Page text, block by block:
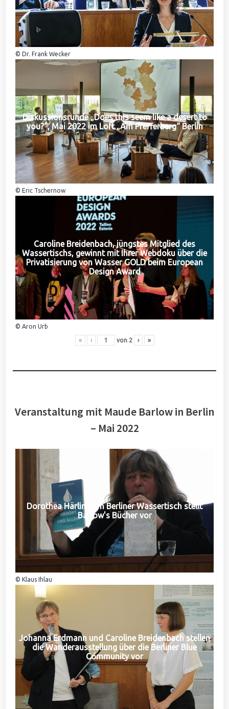
© Dr. Frank Wecker
Diskussionsrunde „Does this seem like a desert to
you?“, Mai 2022 im Loft „Am Pfefferberg“ Berlin
© Eric Tschernow
Caroline Breidenbach, jüngstes Mitglied des
Wassertischs, gewinnt mit Ihrer Webdoku über die
Privatisierung von Wasser GOLD beim European
Design Award
© Aron Urb
« ‹ von 2 › »
Veranstaltung mit Maude Barlow in Berlin
– Mai 2022
Dorothea Härlin vom Berliner Wassertisch stellt
Barlow's Bücher vor
© Klaus Ihlau
Johanna Erdmann und Caroline Breidenbach stellen
die Wanderausstellung über die Berliner Blue
Community vor